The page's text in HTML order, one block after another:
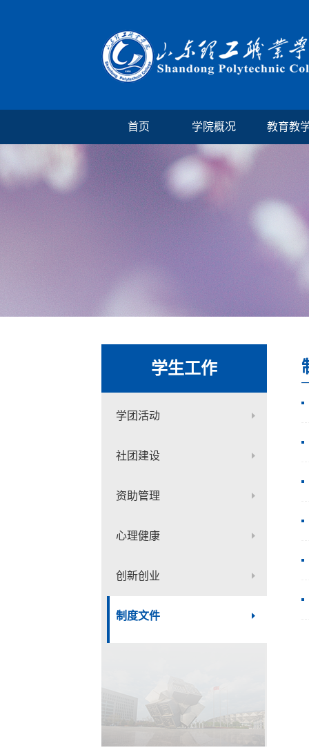
首页 学院概况 教育教
学生工作
学团活动
社团建设
资助管理
心理健康
创新创业
制度文件